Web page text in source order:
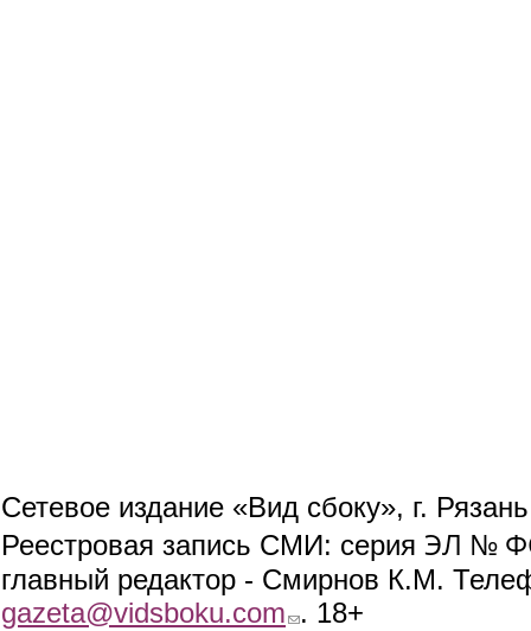
Сетевое издание «Вид сбоку», г.
Реестровая запись СМИ: серия ЭЛ №
главный редактор - Смирнов К.М.
gazeta@vidsboku.com (link sends e-mail)
. 18+